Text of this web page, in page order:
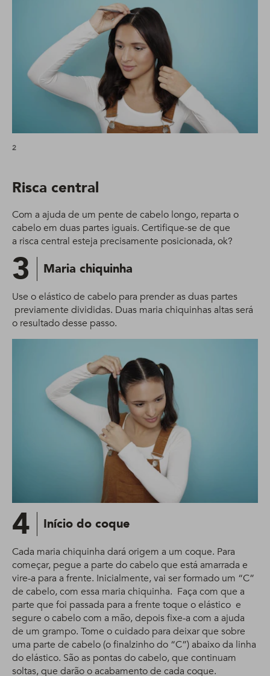
2
Risca central
Com a ajuda de um pente de cabelo longo, reparta o
cabelo em duas partes iguais. Certifique-se de que
a risca central esteja precisamente posicionada, ok?
3 Maria chiquinha
Use o elástico de cabelo para prender as duas partes
previamente divididas. Duas maria chiquinhas altas será
o resultado desse passo.
4 Início do coque
Cada maria chiquinha dará origem a um coque. Para
começar, pegue a parte do cabelo que está amarrada e
vire-a para a frente. Inicialmente, vai ser formado um “C”
de cabelo, com essa maria chiquinha. Faça com que a
parte que foi passada para a frente toque o elástico e
segure o cabelo com a mão, depois fixe-a com a ajuda
de um grampo. Tome o cuidado para deixar que sobre
uma parte de cabelo (o finalzinho do “C”) abaixo da linha
do elástico. São as pontas do cabelo, que continuam
soltas, que darão o acabamento de cada coque.